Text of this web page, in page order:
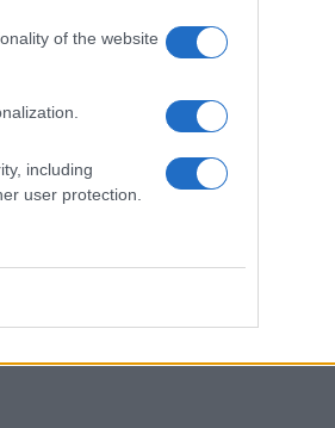
of the website
including
user protection.
la sua
le
un
e
un